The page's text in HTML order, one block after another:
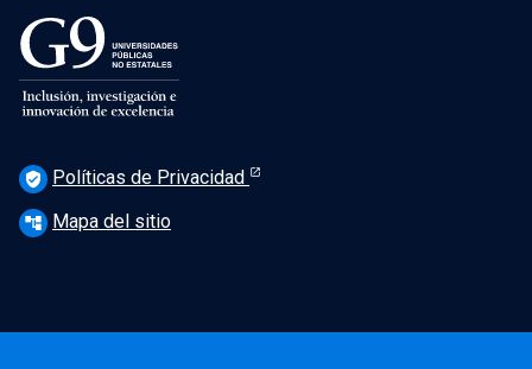
verified_user Políticas de Privacidad
account_tree Mapa del sitio